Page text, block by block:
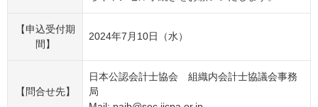
【申込受付期
間】
2024年7月10日（水）
【問合せ先】
日本公認会計士協会 組織内会計士協議会事務
局